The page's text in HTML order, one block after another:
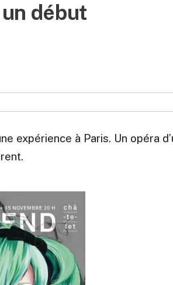
début
expérience à Paris. Un opéra